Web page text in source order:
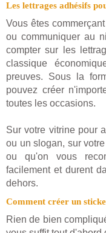
Les lettrages adhésifs
Vous êtes
ou communiquer au
compter sur les
classique
preuves. Sous la
pouvez créer
toutes les occasions.
Sur votre vitrine pour
ou un slogan, sur
ou qu'on vous
facilement et durent
dehors.
Comment créer un
Rien de bien